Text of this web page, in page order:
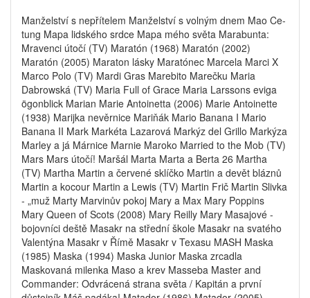
Manželství s nepřítelem Manželství s volným dnem Mao Ce-
tung Mapa lidského srdce Mapa mého světa Marabunta:
Mravenci útočí (TV) Maratón (1968) Maratón (2002)
Maratón (2005) Maraton lásky Maratónec Marcela Marci X
Marco Polo (TV) Mardi Gras Marebito Marečku Maria
Dabrowská (TV) Maria Full of Grace Maria Larssons eviga
ögonblick Marian Marie Antoinetta (2006) Marie Antoinette
(1938) Marijka nevěrnice Mariňák Mario Banana I Mario
Banana II Mark Markéta Lazarová Markýz del Grillo Markýza
Marley a já Márnice Marnie Maroko Married to the Mob (TV)
Mars Mars útočí! Maršál Marta Marta a Berta 26 Martha
(TV) Martha Martin a červené sklíčko Martin a devět bláznů
Martin a kocour Martin a Lewis (TV) Martin Frič Martin Slivka
- „muž Marty Marvinův pokoj Mary a Max Mary Poppins
Mary Queen of Scots (2008) Mary Reilly Mary Masajové -
bojovníci deště Masakr na střední škole Masakr na svatého
Valentýna Masakr v Římě Masakr v Texasu MASH Maska
(1985) Maska (1994) Maska Junior Maska zrcadla
Maskovaná milenka Maso a krev Masseba Master and
Commander: Odvrácená strana světa / Kapitán a první